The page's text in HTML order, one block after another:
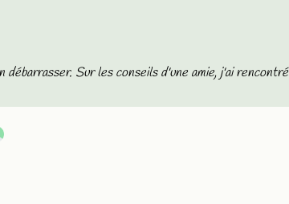
Sur les conseils d'une amie, j'ai rencontré